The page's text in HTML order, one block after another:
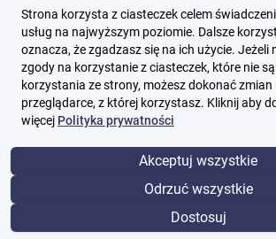
Strona korzysta z ciasteczek celem
usług na najwyższym poziomie. Dalsze
oznacza, że zgadzasz się na ich użycie. Jeżeli
zgody na korzystanie z ciasteczek, które nie
korzystania ze strony, możesz dokonać
przeglądarce, z której korzystasz. Kliknij aby
więcej Polityka prywatności
Akceptuj wszystkie
Odrzuć wszystkie
Dostosuj
Kryterium
Dokumenty
kryteria, które
dołączyć do